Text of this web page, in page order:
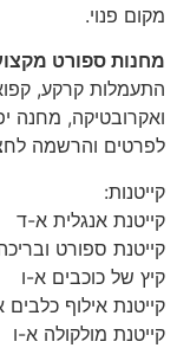
מקום פנוי.
מחנות ספורט
התעמלות קרקע,
ואקרובטיקה, מחנה
לפרטים והרשמה
קייטנות:
קייטנת אנגלית א-ד
קייטנת ספורט
קיץ של כוכבים א-ו
קייטנת אילוף כלבים
קייטנת מולקולה א-ו